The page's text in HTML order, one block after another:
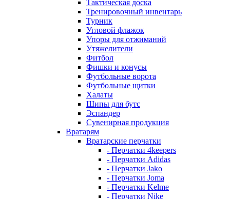
Тактическая доска
Тренировочный инвентарь
Турник
Угловой флажок
Упоры для отжиманий
Утяжелители
Фитбол
Фишки и конусы
Футбольные ворота
Футбольные щитки
Халаты
Шипы для бутс
Эспандер
Сувенирная продукция
Вратарям
Вратарские перчатки
- Перчатки 4keepers
- Перчатки Adidas
- Перчатки Jako
- Перчатки Joma
- Перчатки Kelme
- Перчатки Nike